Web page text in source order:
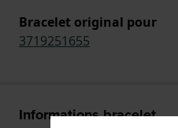
Bracelet original pour
3719251655
Informations bracelet